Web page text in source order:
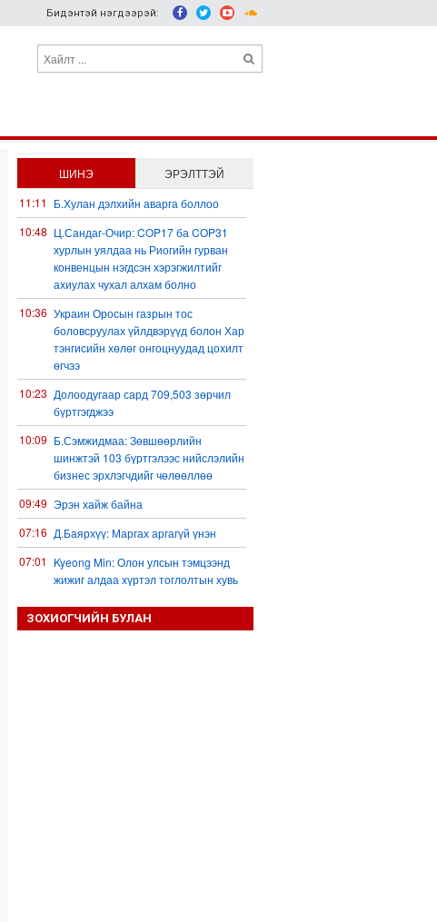
Бидэнтэй нэгдээрэй:
ШИНЭ
ЭРЭЛТТЭЙ
11:11 Б.Хулан дэлхийн аварга боллоо
10:48 Ц.Сандаг-Очир: COP17 ба COP31
хурлын уялдаа нь Риогийн гурван
конвенцын нэгдсэн хэрэгжилтийг
ахиулах чухал алхам болно
10:36 Украин Оросын газрын тос
боловсруулах үйлдвэрүүд болон Хар
тэнгисийн хөлөг онгоцнуудад цохилт
өгчээ
10:23 Долоодугаар сард 709,503 зөрчил
бүртгэгджээ
10:09 Б.Сэмжидмаа: Зөвшөөрлийн
шинжтэй 103 бүртгэлээс нийслэлийн
бизнес эрхлэгчдийг чөлөөллөө
09:49 Эрэн хайж байна
07:16 Д.Баярхүү: Маргах аргагүй үнэн
07:01 Kyeong Min: Олон улсын тэмцээнд
жижиг алдаа хүртэл тоглолтын хувь
17:28 УИХ-ын дарга С.Бямбацогт төрийг
ЗОХИОГЧИЙН БУЛАН